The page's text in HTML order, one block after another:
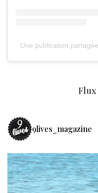
Une publication
9lives_magazine